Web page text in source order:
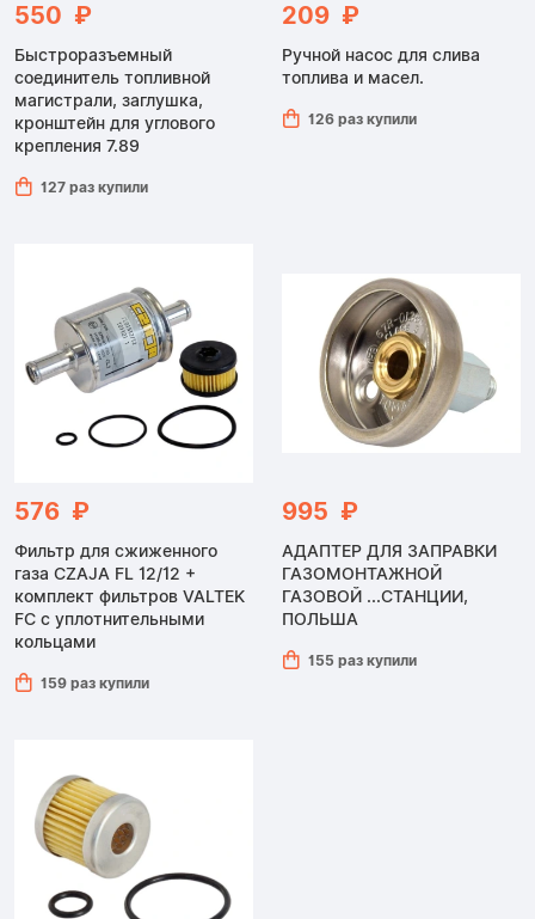
550 ₽
Быстроразъемный
соединитель топливной
магистрали, заглушка,
кронштейн для углового
крепления 7.89
127 раз купили
209 ₽
Ручной насос для слива
топлива и масел.
126 раз купили
576 ₽
Фильтр для сжиженного
газа CZAJA FL 12/12 +
комплект фильтров VALTEK
FC с уплотнительными
кольцами
159 раз купили
995 ₽
АДАПТЕР ДЛЯ ЗАПРАВКИ
ГАЗОМОНТАЖНОЙ
ГАЗОВОЙ ...СТАНЦИИ,
ПОЛЬША
155 раз купили